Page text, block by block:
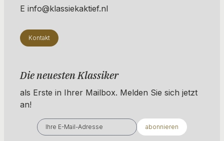
E info@klassiekaktief.nl
Kontakt
Die neuesten Klassiker
als Erste in Ihrer Mailbox. ​​​​​​Melden Sie sich jetzt
an!
abonnieren